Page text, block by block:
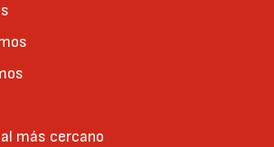
más cercano